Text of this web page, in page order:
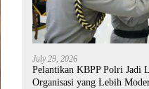
July 29, 2026
Pelantikan KBPP Polri Jadi
Organisasi yang Lebih